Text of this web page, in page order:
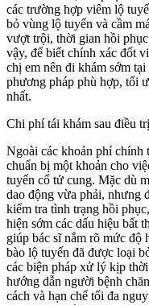
các trường hợp viêm lộ
bỏ vùng lộ tuyến và cầm
vượt trội, thời gian hồi
vậy, để biết chính xác đốt
chị em nên đi khám sớm
phương pháp phù hợp, tối
nhất.
Chi phí tái khám sau điều trị
Ngoài các khoản phí chính
chuẩn bị một khoản cho
tuyến cổ tử cung. Mặc dù
dao động vừa phải, nhưng
kiểm tra tình trạng hồi
hiện sớm các dấu hiệu bất
giúp bác sĩ nắm rõ mức độ
bào lộ tuyến đã được loại
các biện pháp xử lý kịp
hướng dẫn người bệnh
cách và hạn chế tối đa